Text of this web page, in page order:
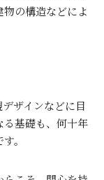
の構造などによ
ザインなどに目
る基礎も、何十年
。